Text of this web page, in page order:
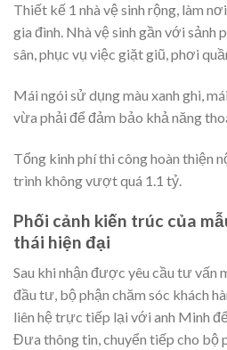
Thiết kế 1 nhà vệ sinh rộng, làm
gia đình. Nhà vệ sinh gần với sảnh
sân, phục vụ việc giặt giũ, phơi
Mái ngói sử dụng màu xanh ghi,
vừa phải để đảm bảo khả năng
Tổng kinh phí thi công hoàn thiện
trình không vượt quá 1.1 tỷ.
Phối cảnh kiến trúc của
thái hiện đại
Sau khi nhận được yêu cầu tư vấn
đầu tư, bộ phận chăm sóc khách
liên hệ trực tiếp lại với anh Minh
Đưa thông tin, chuyển tiếp cho bộ